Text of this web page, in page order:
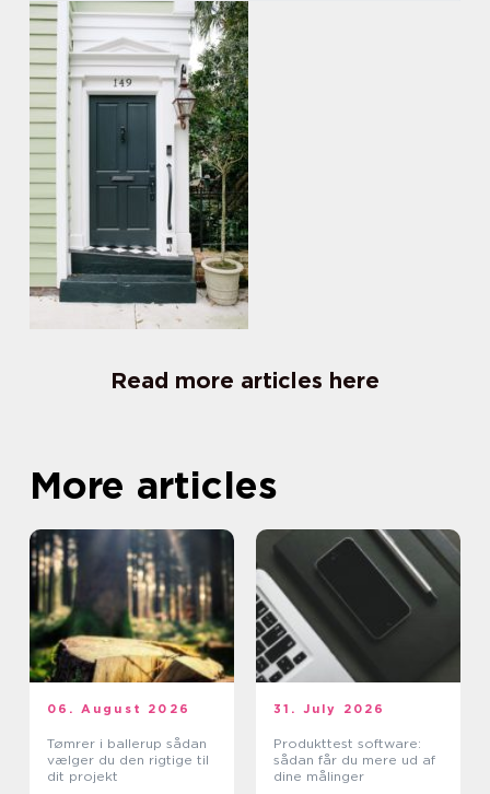
Read more articles here
More articles
06. August 2026
Tømrer i ballerup sådan
vælger du den rigtige til
dit projekt
31. July 2026
Produkttest software:
sådan får du mere ud af
dine målinger